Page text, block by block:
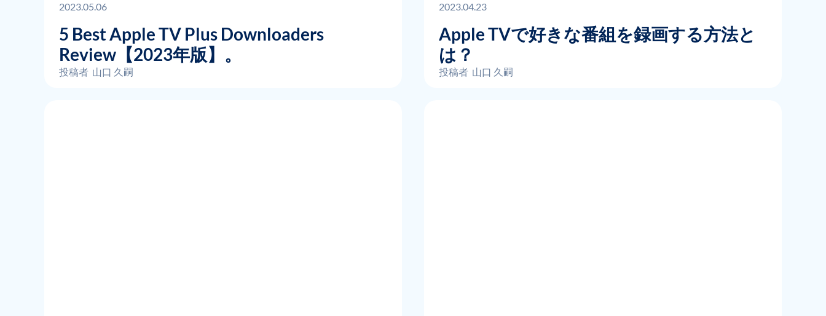
2023.05.06
5 Best Apple TV Plus Downloaders
Review【2023年版】。
投稿者 山口 久嗣
2023.04.23
Apple TVで好きな番組を録画する方法と
は？
投稿者 山口 久嗣